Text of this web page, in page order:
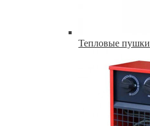
Тепловые пушки